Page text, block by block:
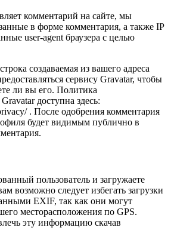
комментарий на сайте, мы
в форме комментария, а также IP
user-agent браузера с целью
создаваемая из вашего адреса
сервису Gravatar, чтобы
ли вы его. Политика
доступна здесь:
. После одобрения комментария
будет видимым публично в
пользователь и загружаете
возможно следует избегать загрузки
EXIF, так как они могут
месторасположения по GPS.
эту информацию скачав